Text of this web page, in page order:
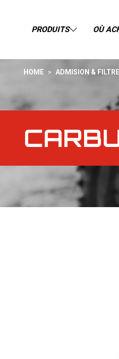
PRODUITS OÙ
HOME > ADMISION & FILTRE